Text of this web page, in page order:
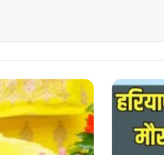
Weather
Update
: